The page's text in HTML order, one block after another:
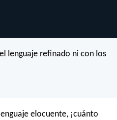
lenguaje refinado ni con los
elocuente, ¡cuánto